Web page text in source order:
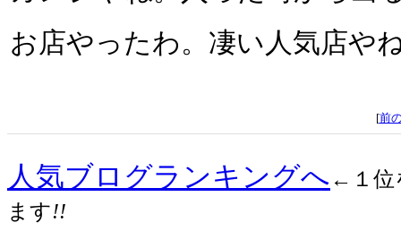
お店やったわ。凄い人気店や
[前
人気ブログランキングへ ←１位
ます!!